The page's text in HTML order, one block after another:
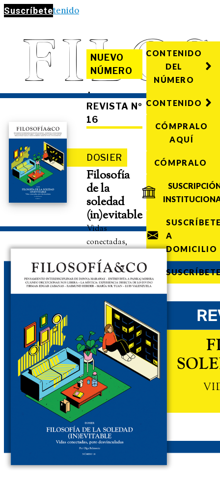
Suscríbete
Saltar al contenido
NUEVO
NÚMERO
·
REVISTA Nº
16
DOSIER
Filosofía
de la
soledad
(in)evitable
Vidas
conectadas,
desvinculadas
CONTENIDO
DEL
NÚMERO
CONTENIDO
CÓMPRALO
AQUÍ
CÓMPRALO
A
DOMICILIO